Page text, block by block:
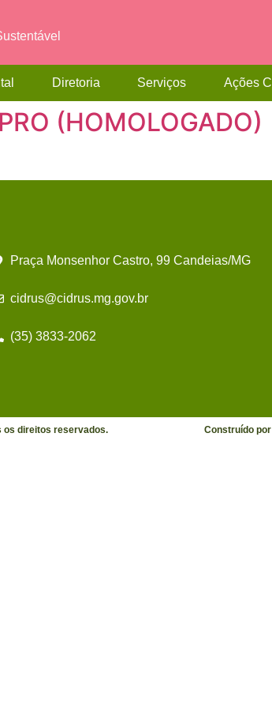
Diretoria Serviços Ações
(HOMOLOGADO)
Praça Monsenhor Castro, 99 Candeias/MG
cidrus@cidrus.mg.gov.br
(35) 3833-2062
os direitos reservados. Construído